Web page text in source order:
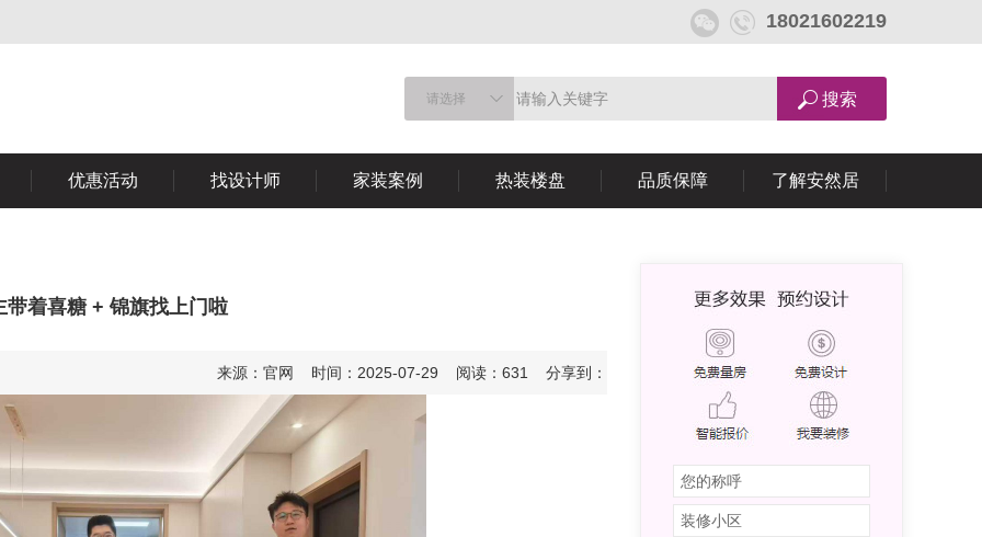
18021602219
请选择
优惠活动 找设计师 家装案例 热装楼盘 品质保障 了解安然居
带着喜糖 + 锦旗找上门啦
来源：官网 时间：2025-07-29 阅读：631 分享到：